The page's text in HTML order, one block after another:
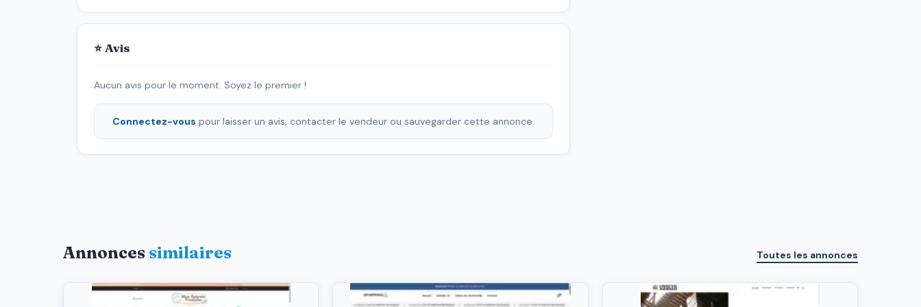
⭐ Avis
Aucun avis pour le moment. Soyez le premier !
Connectez-vous pour laisser un avis, contacter le vendeur ou sauvegarder cette annonce.
Annonces similaires Toutes les annonces